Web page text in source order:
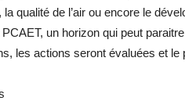
qualité de l’air ou encore le
un horizon qui peut
les actions seront évaluées et le